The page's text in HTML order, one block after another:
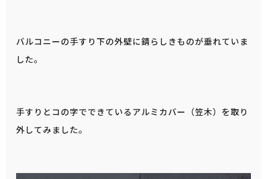
バルコニーの手すり下の外壁に錆らしきものが垂れていま
した。
手すりとコの字でできているアルミカバー（笠木）を取り
外してみました。